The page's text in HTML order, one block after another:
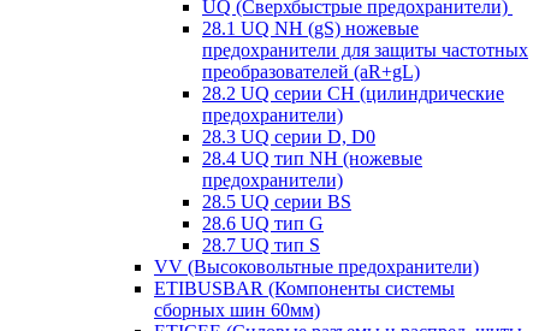
UQ (Сверхбыстрые предохранители)
28.1 UQ NH (gS) ножевые
предохранители для защиты частотных
преобразователей (aR+gL)
28.2 UQ серии CH (цилиндрические
предохранители)
28.3 UQ серии D, D0
28.4 UQ тип NH (ножевые
предохранители)
28.5 UQ серии BS
28.6 UQ тип G
28.7 UQ тип S
VV (Высоковольтные предохранители)
ETIBUSBAR (Компоненты системы
сборных шин 60мм)